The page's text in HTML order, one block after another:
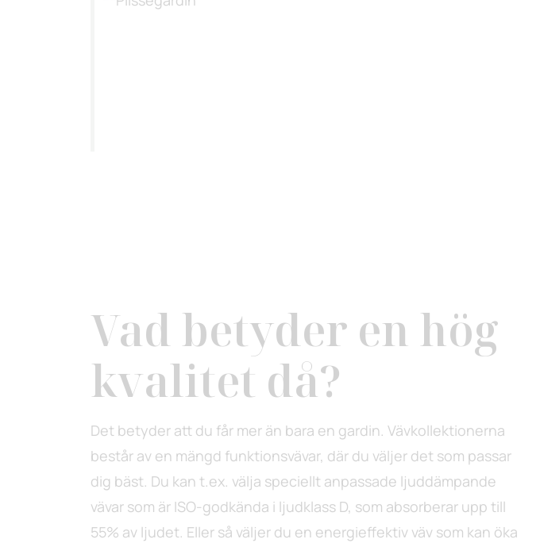
Vad betyder en hög
kvalitet då?
Det betyder att du får mer än bara en gardin. Vävkollektionerna
består av en mängd funktionsvävar, där du väljer det som passar
dig bäst. Du kan t.ex. välja speciellt anpassade ljuddämpande
vävar som är ISO-godkända i ljudklass D, som absorberar upp till
55% av ljudet. Eller så väljer du en energieffektiv väv som kan öka